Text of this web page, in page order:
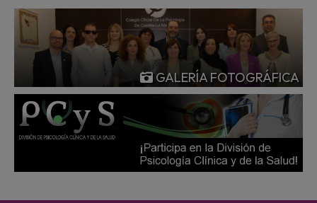
GALERÍA FOTOGRÁFICA